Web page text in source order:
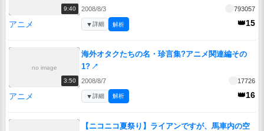
9:40 2008/8/3 793057
アニメ 👑15
▼詳細 解析
no image
3:50
海外オタクたちの名・珍言集?アニメ関連編その
1? ↗
2008/8/7 17726
アニメ 👑16
▼詳細 解析
【ニコニコ夏祭り】ライアンですが、馬車内の空